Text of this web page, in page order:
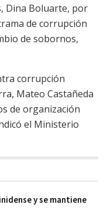
Dina Boluarte, por
de corrupción
de sobornos,
corrupción
Mateo Castañeda
de organización
el Ministerio
y se mantiene